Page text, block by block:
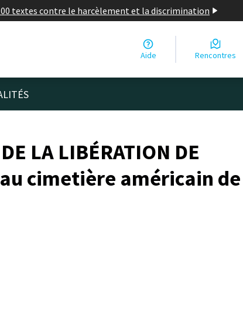
textes contre le harcèlement et la discrimination
Aide Rencontres
LA LIBÉRATION DE
cimetière américain de